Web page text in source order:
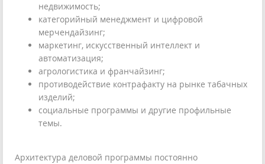
недвижимость;
категорийный менеджмент и цифровой
мерчендайзинг;
маркетинг, искусственный интеллект и
автоматизация;
агрологистика и франчайзинг;
противодействие контрафакту на рынке табачных
изделий;
социальные программы и другие профильные
темы.
Архитектура деловой программы постоянно